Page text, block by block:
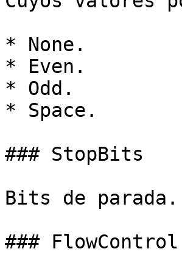
* None.
* Even.
* Odd.
* Space.
### StopBits
Bits de
### FlowControl